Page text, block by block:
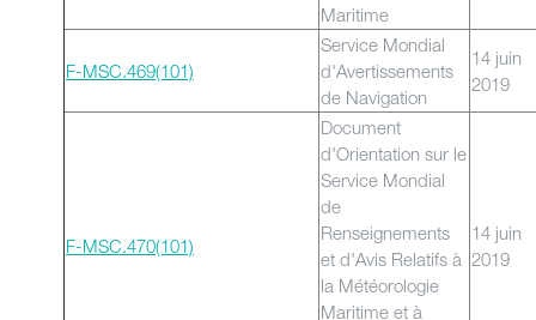
Maritime
F-MSC.469(101)
Service Mondial
d'Avertissements
de Navigation
14 juin
2019
F-MSC.470(101)
Document
d'Orientation sur le
Service Mondial
de
Renseignements
et d'Avis Relatifs à
la Météorologie
Maritime et à
14 juin
2019